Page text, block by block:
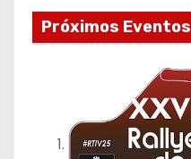
gPróximos Eventos